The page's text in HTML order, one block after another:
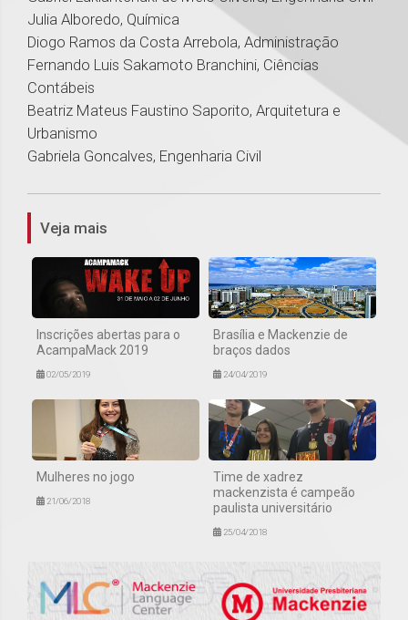
Julia Alboredo, Química
Diogo Ramos da Costa Arrebola, Administração
Fernando Luis Sakamoto Branchini, Ciências
Contábeis
Beatriz Mateus Faustino Saporito, Arquitetura e
Urbanismo
Gabriela Goncalves, Engenharia Civil
1
Veja mais
Inscrições abertas para o
AcampaMack 2019
02/05/2019
Brasília e Mackenzie de
braços dados
24/04/2019
Mulheres no jogo
21/06/2018
Time de xadrez
mackenzista é campeão
paulista universitário
25/04/2018